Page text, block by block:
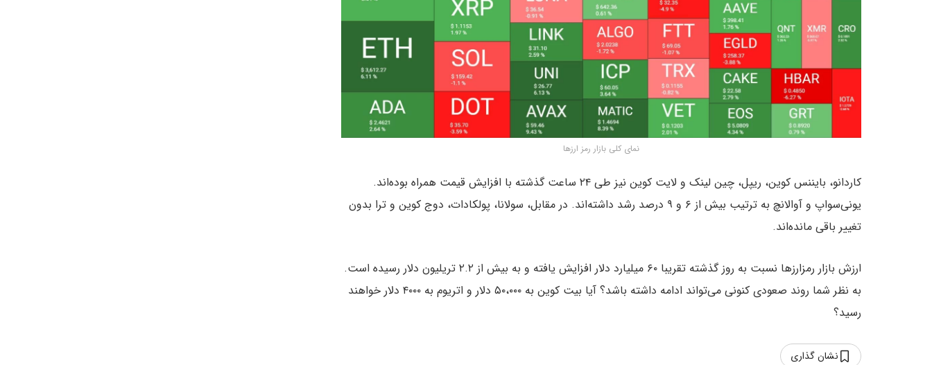
نمای کلی بازار رمز ارزها
کاردانو، بایننس کوین، ریپل، چین لینک و لایت کوین نیز طی ۲۴ ساعت گذشته با افزایش قیمت همراه بوده‌اند.
یونی‌سواپ و آوالانچ به ترتیب بیش از ۶ و ۹ درصد رشد داشته‌اند. در مقابل، سولانا، پولکادات، دوج کوین و ترا بدون
تغییر باقی مانده‌اند.
ارزش بازار رمزارزها نسبت به روز گذشته تقریبا ۶۰ میلیارد دلار افزایش یافته و به بیش از ۲.۲ تریلیون دلار رسیده است.
به نظر شما روند صعودی کنونی می‌تواند ادامه داشته باشد؟ آیا بیت کوین به ۵۰،۰۰۰ دلار و اتریوم به ۴۰۰۰ دلار خواهند
رسید؟
نشان گذاری